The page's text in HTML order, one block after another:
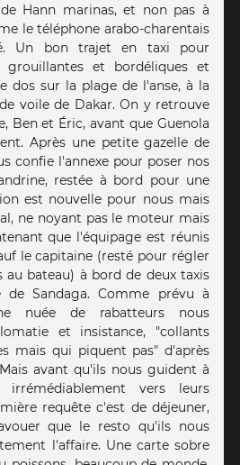
Hann marinas, et non pas à
le téléphone arabo-charentais
Un bon trajet en taxi pour
grouillantes et bordéliques et
dos sur la plage de l'anse, à la
voile de Dakar. On y retrouve
Ben et Éric, avant que Guenola
Après une petite gazelle de
confie l'annexe pour poser nos
restée à bord pour une
est nouvelle pour nous mais
ne noyant pas le moteur mais
que l'équipage est réunis
le capitaine (resté pour régler
au bateau) à bord de deux taxis
Sandaga. Comme prévu à
nuée de rabatteurs nous
et insistance, "collants
mais qui piquent pas" d'après
avant qu'ils nous guident à
vers leurs
requête c'est de déjeuner,
que le resto qu'ils nous
l'affaire. Une carte sobre